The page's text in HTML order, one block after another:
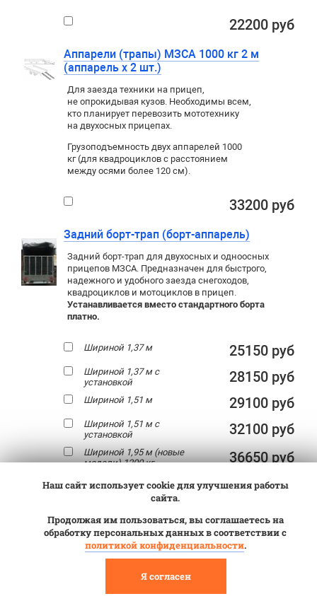
22200 руб
Аппарели (трапы) МЗСА 1000 кг 2 м
(аппарель х 2 шт.)
Для заезда техники на прицеп,
не опрокидывая кузов. Необходимы всем,
кто планирует перевозить мототехнику
на двухосных прицепах.
Грузоподъемность двух аппарелей 1000
кг (для квадроциклов с расстоянием
между осями более 120 см).
33200 руб
Задний борт-трап (борт-аппарель)
Задний борт-трап для двухосных и одноосных
прицепов МЗСА. Предназначен для быстрого,
надежного и удобного заезда снегоходов,
квадроциклов и мотоциклов в прицеп.
Устанавливается вместо стандартного борта
платно.
Шириной 1,37 м 25150 руб
Шириной 1,37 м с
установкой
28150 руб
Шириной 1,51 м 29100 руб
Шириной 1,51 м с
установкой
32100 руб
Шириной 1,95 м (новые
модели) 1200 кг
36650 руб
Шириной 1,95 м (новые
модели) 1200 кг с
39650 руб
Шириной 2,10 м (для
прицепов серии H) 500
кг
59500 руб
Шириной 2,10 м (для
кг с установкой
Шириной 2,48 м (для
Наш сайт использует cookie для улучшения работы
сайта.
Продолжая им пользоваться, вы соглашаетесь на
обработку персональных данных в соответствии с
политикой конфиденциальности.
Я согласен